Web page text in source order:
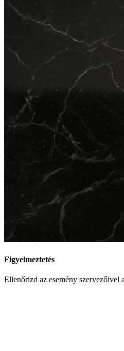
Figyelmeztetés
Ellenőrizd az esemény szervezőivel